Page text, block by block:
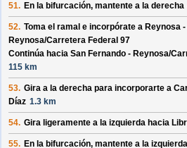
51. En la bifurcación, mantente a la derecha
52. Toma el ramal e incorpórate a Reynosa
Reynosa/Carretera Federal 97
Continúa hacia San Fernando - Reynosa/
115 km
53. Gira a la derecha para incorporarte a
Díaz 1.3 km
54. Gira ligeramente a la izquierda hacia
55. En la bifurcación, mantente a la